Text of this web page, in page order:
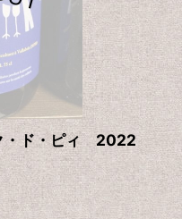
・ド・ピィ 2022